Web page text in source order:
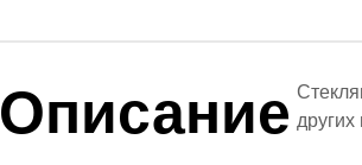
Описание